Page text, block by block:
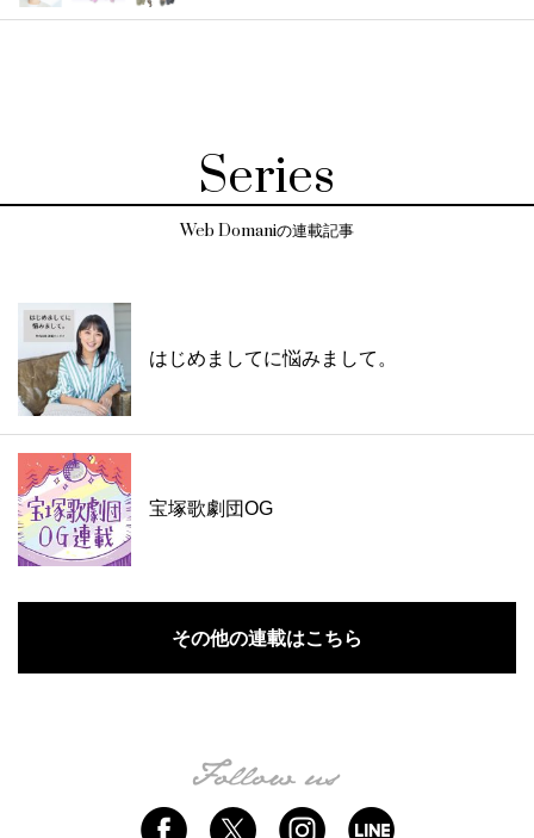
Series
Web Domaniの連載記事
はじめましてに悩みまして。
宝塚歌劇団OG
その他の連載はこちら